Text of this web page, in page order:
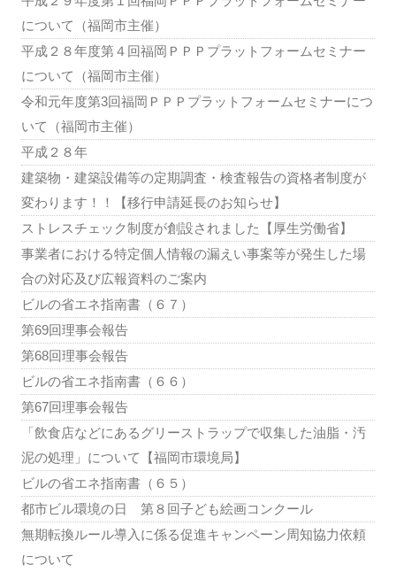
について（福岡市主催）
平成２８年度第４回福岡ＰＰＰプラットフォームセミナー
について（福岡市主催）
令和元年度第3回福岡ＰＰＰプラットフォームセミナーにつ
いて（福岡市主催）
平成２８年
建築物・建築設備等の定期調査・検査報告の資格者制度が
変わります！！【移行申請延長のお知らせ】
ストレスチェック制度が創設されました【厚生労働省】
事業者における特定個人情報の漏えい事案等が発生した場
合の対応及び広報資料のご案内
ビルの省エネ指南書（６７）
第69回理事会報告
第68回理事会報告
ビルの省エネ指南書（６６）
第67回理事会報告
「飲食店などにあるグリーストラップで収集した油脂・汚
泥の処理」について【福岡市環境局】
ビルの省エネ指南書（６５）
都市ビル環境の日 第８回子ども絵画コンクール
無期転換ルール導入に係る促進キャンペーン周知協力依頼
について